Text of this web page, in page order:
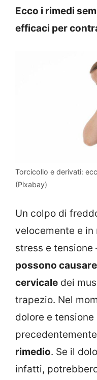
Ecco i rimedi
efficaci per
Torcicollo e derivati:
(Pixabay)
Un colpo di
velocemente e in
stress e tensione
possono
cervicale dei
trapezio. Nel
dolore e
rimedio. Se il
infatti,